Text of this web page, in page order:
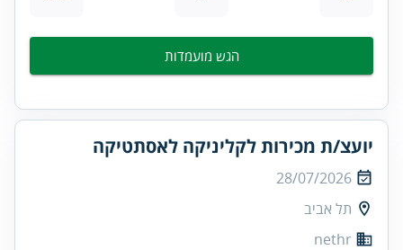
הגש מועמדות
יועצ/ת מכירות לקליניקה לאסתטיקה
28/07/2026
תל אביב
nethr